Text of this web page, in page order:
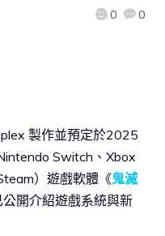
0 0
製作並預定於2025
Switch、Xbox
）遊戲軟體《鬼滅
開介紹遊戲系統與新